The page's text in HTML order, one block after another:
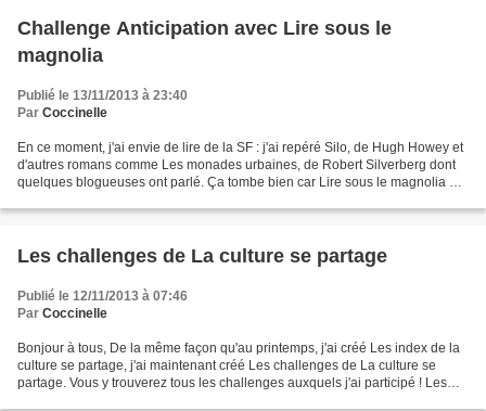
Challenge Anticipation avec Lire sous le
magnolia
Publié le 13/11/2013 à 23:40
Par Coccinelle
En ce moment, j'ai envie de lire de la SF : j'ai repéré Silo, de Hugh Howey et
d'autres romans comme Les monades urbaines, de Robert Silverberg dont
quelques blogueuses ont parlé. Ça tombe bien car Lire sous le magnolia a
Les challenges de La culture se partage
Publié le 12/11/2013 à 07:46
Par Coccinelle
Bonjour à tous, De la même façon qu'au printemps, j'ai créé Les index de la
culture se partage, j'ai maintenant créé Les challenges de La culture se
partage. Vous y trouverez tous les challenges auxquels j'ai participé ! Les